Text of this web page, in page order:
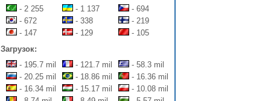
- 2 255
- 1 137
- 694
- 672
- 338
- 219
- 147
- 129
- 105
Загрузок:
- 195.7 mil
- 121.7 mil
- 58.3 mil
- 20.25 mil
- 18.86 mil
- 16.36 mil
- 16.34 mil
- 15.17 mil
- 10.08 mil